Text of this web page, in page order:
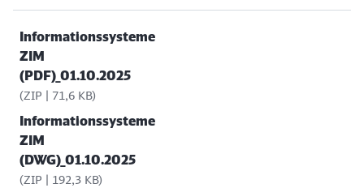
Informationssysteme
ZIM
(PDF)_01.10.2025
(ZIP | 71,6 KB)
Informationssysteme
ZIM
(DWG)_01.10.2025
(ZIP | 192,3 KB)